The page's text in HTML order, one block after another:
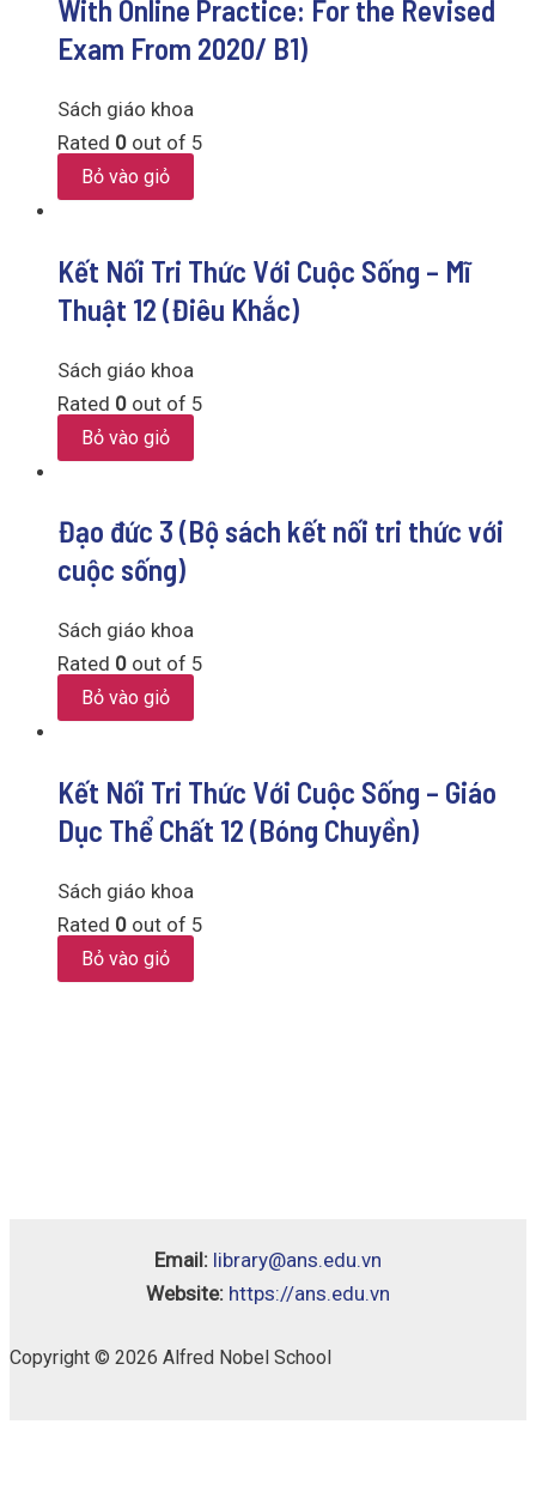
With Online Practice: For the Revised
Exam From 2020/ B1)
Sách giáo khoa
Rated 0 out of 5
Bỏ vào giỏ
Kết Nối Tri Thức Với Cuộc Sống – Mĩ
Thuật 12 (Điêu Khắc)
Sách giáo khoa
Rated 0 out of 5
Bỏ vào giỏ
Đạo đức 3 (Bộ sách kết nối tri thức với
cuộc sống)
Sách giáo khoa
Rated 0 out of 5
Bỏ vào giỏ
Kết Nối Tri Thức Với Cuộc Sống – Giáo
Dục Thể Chất 12 (Bóng Chuyền)
Sách giáo khoa
Rated 0 out of 5
Bỏ vào giỏ
Email: library@ans.edu.vn
Website: https://ans.edu.vn
Copyright © 2026 Alfred Nobel School